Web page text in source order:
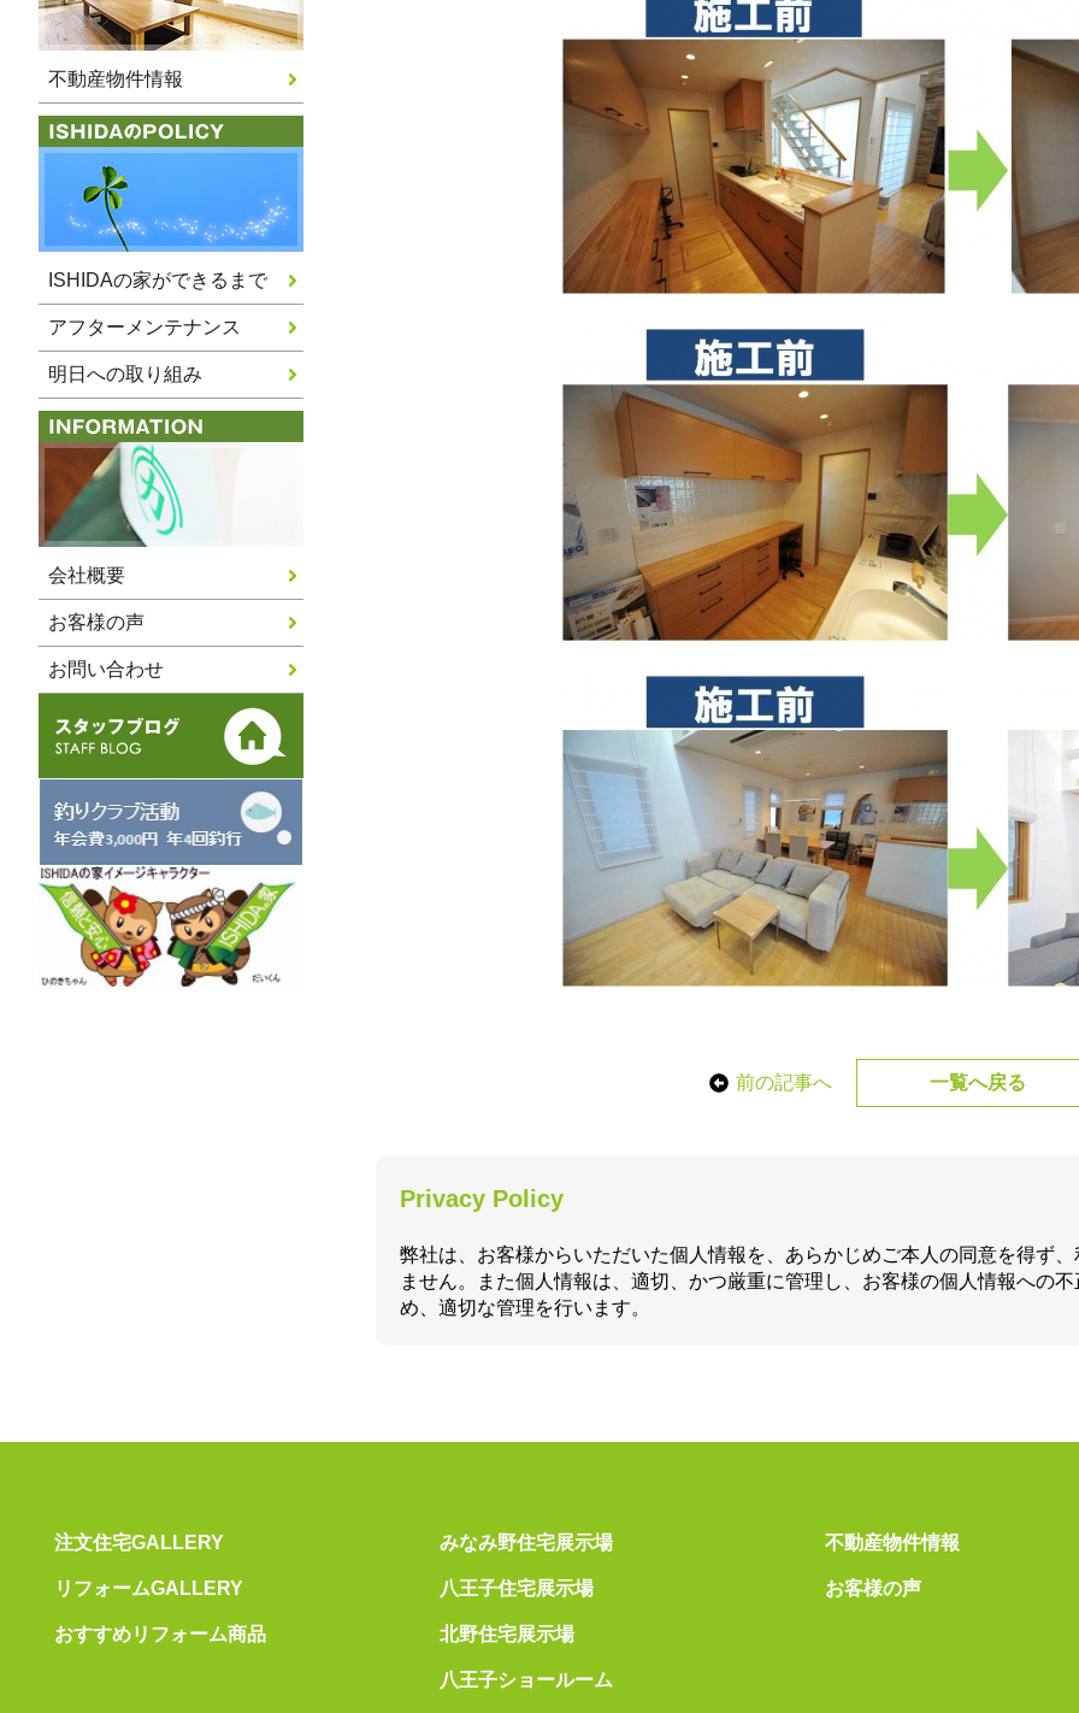
不動産物件情報
ISHIDAの家ができるまで
アフターメンテナンス
明日への取り組み
会社概要
お客様の声
お問い合わせ
前の記事へ 一覧へ戻る
Privacy Policy
弊社は、お客様からいただいた個人情報を、あらかじめご本人の同意を得ず
ません。また個人情報は、適切、かつ厳重に管理し、お客様の個人情報への
め、適切な管理を行います。
注文住宅GALLERY
リフォームGALLERY
おすすめリフォーム商品
みなみ野住宅展示場
八王子住宅展示場
北野住宅展示場
八王子ショールーム
不動産物件情報
お客様の声